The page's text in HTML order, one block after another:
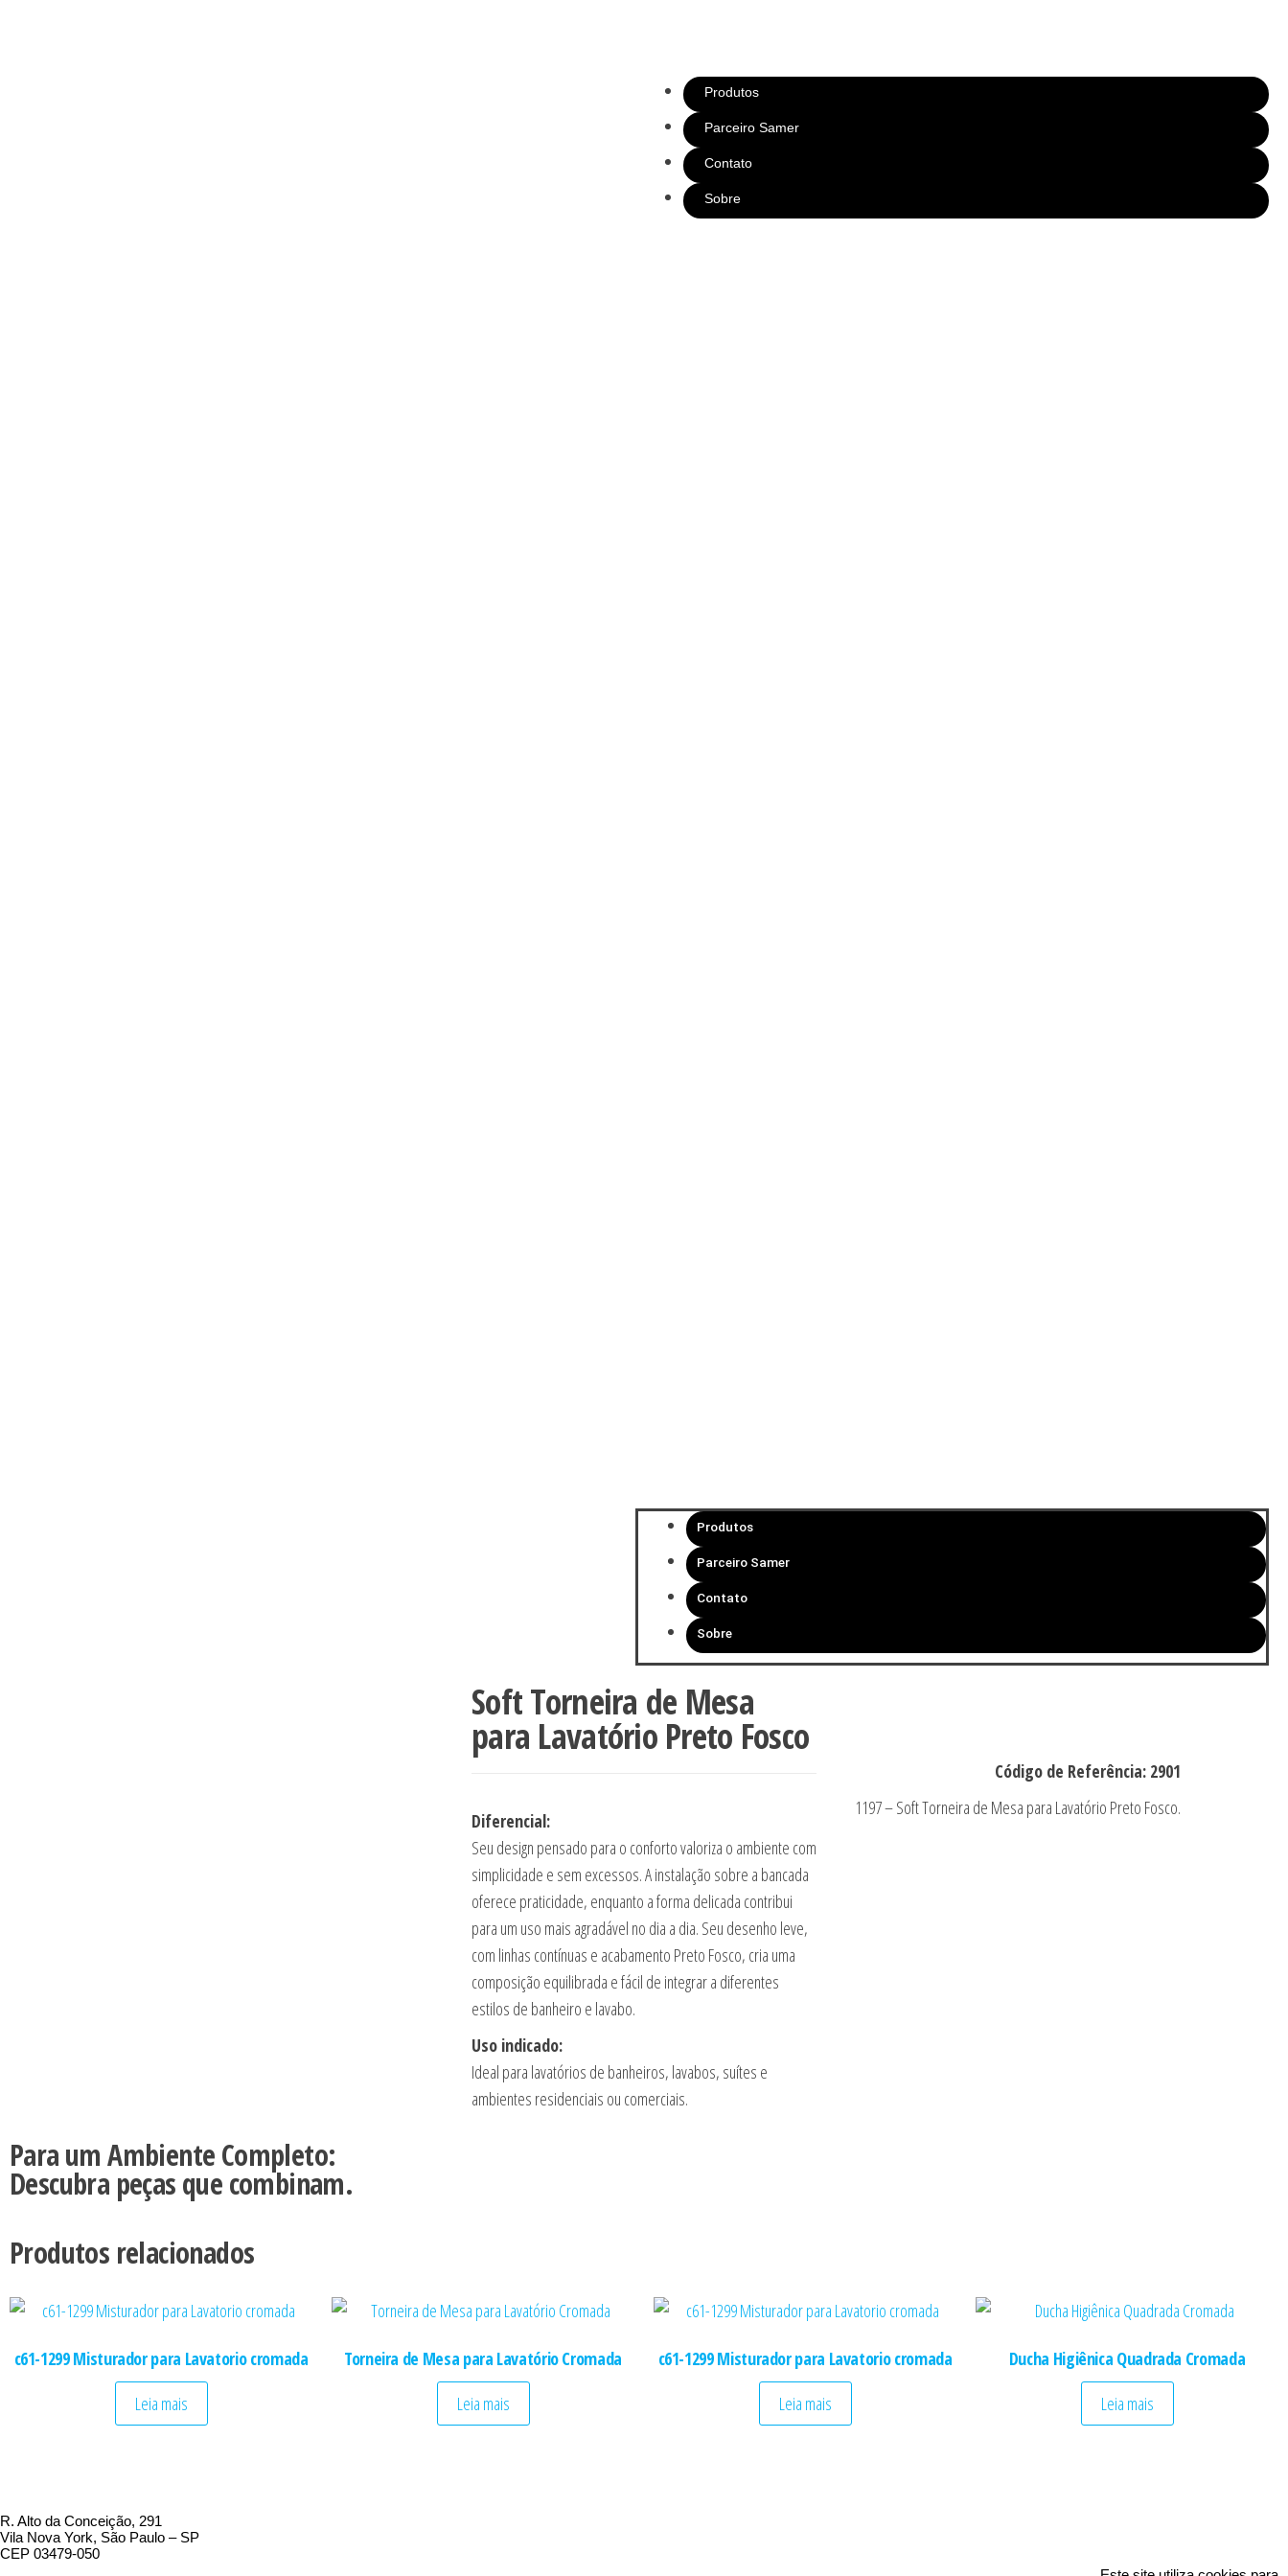
Produtos
Parceiro Samer
Contato
Sobre
Produtos
Parceiro Samer
Contato
Sobre
Soft Torneira de Mesa
para Lavatório Preto Fosco
Diferencial:
Seu design pensado para o conforto valoriza o ambiente com
simplicidade e sem excessos. A instalação sobre a bancada
oferece praticidade, enquanto a forma delicada contribui
para um uso mais agradável no dia a dia. Seu desenho leve,
com linhas contínuas e acabamento Preto Fosco, cria uma
composição equilibrada e fácil de integrar a diferentes
estilos de banheiro e lavabo.
Uso indicado:
Ideal para lavatórios de banheiros, lavabos, suítes e
ambientes residenciais ou comerciais.
Código de Referência: 2901
1197 – Soft Torneira de Mesa para Lavatório Preto Fosco.
Para um Ambiente Completo:
Descubra peças que combinam.
Produtos relacionados
c61-1299 Misturador para Lavatorio cromada
Leia mais
Torneira de Mesa para Lavatório Cromada
Leia mais
c61-1299 Misturador para Lavatorio cromada
Leia mais
Ducha Higiênica Quadrada Cromada
Leia mais
R. Alto da Conceição, 291
Vila Nova York, São Paulo – SP
CEP 03479-050